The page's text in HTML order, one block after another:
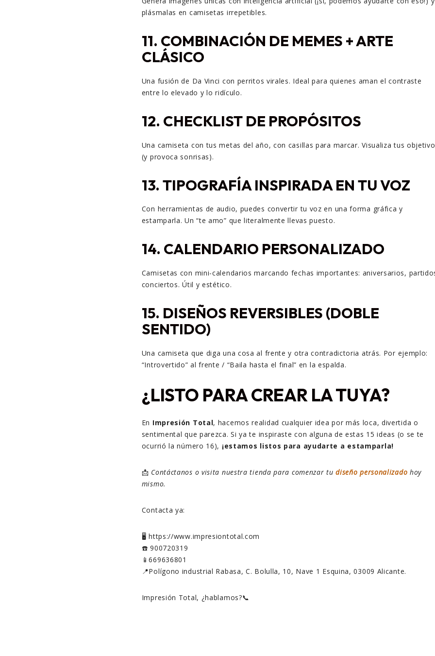
plásmalas en camisetas irrepetibles.
11. COMBINACIÓN DE MEMES + ARTE
CLÁSICO
Una fusión de Da Vinci con perritos virales. Ideal para quienes aman el contraste
entre lo elevado y lo ridículo.
12. CHECKLIST DE PROPÓSITOS
Una camiseta con tus metas del año, con casillas para marcar. Visualiza tus
(y provoca sonrisas).
13. TIPOGRAFÍA INSPIRADA EN TU VOZ
Con herramientas de audio, puedes convertir tu voz en una forma gráfica y
estamparla. Un “te amo” que literalmente llevas puesto.
14. CALENDARIO PERSONALIZADO
Camisetas con mini-calendarios marcando fechas importantes: aniversarios,
conciertos. Útil y estético.
15. DISEÑOS REVERSIBLES (DOBLE
SENTIDO)
Una camiseta que diga una cosa al frente y otra contradictoria atrás. Por ejemplo:
“Introvertido” al frente / “Baila hasta el final” en la espalda.
¿LISTO PARA CREAR LA TUYA?
En Impresión Total, hacemos realidad cualquier idea por más loca, divertida o
sentimental que parezca. Si ya te inspiraste con alguna de estas 15 ideas (o se te
ocurrió la número 16), ¡estamos listos para ayudarte a estamparla!
📩 Contáctanos o visita nuestra tienda para comenzar tudiseño personalizado hoy
mismo.
Contacta ya:
🖥️ https://www.impresiontotal.com
☎️ 900720319
📱669636801
📍Polígono industrial Rabasa, C. Bolulla, 10, Nave 1 Esquina, 03009 Alicante.
Impresión Total, ¿hablamos?📞